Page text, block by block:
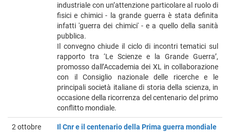
industriale con un’attenzione particolare al ruolo di
fisici e chimici - la grande guerra è stata definita
infatti 'guerra dei chimici' - e a quello della sanità
pubblica.
Il convegno chiude il ciclo di incontri tematici sul
rapporto tra ‘Le Scienze e la Grande Guerra’,
promosso dall’Accademia dei XL in collaborazione
con il Consiglio nazionale delle ricerche e le
principali società italiane di storia della scienza, in
occasione della ricorrenza del centenario del primo
conflitto mondiale.
2 ottobre
Il Cnr e il centenario della Prima guerra mondiale